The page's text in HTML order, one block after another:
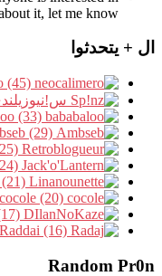
it, let me know.
ال + يتحدثوا
س!نيوزيلندي
Random Pr0n